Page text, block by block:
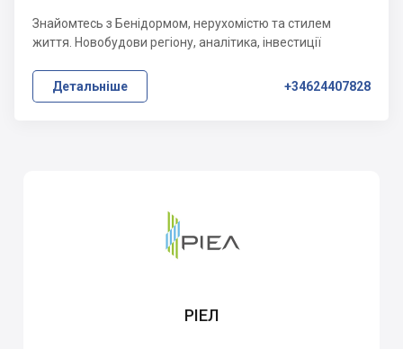
Знайомтесь з Бенідормом, нерухомістю та стилем
життя. Новобудови регіону, аналітика, інвестиції
Детальніше +34624407828
РІЕЛ